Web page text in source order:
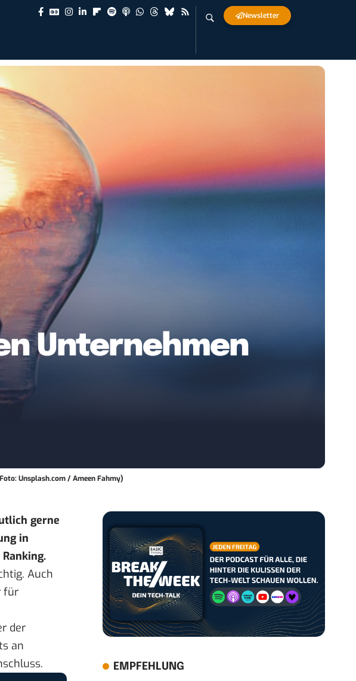
Newsletter
Unternehmen
Unsplash.com / Ameen Fahmy)
gerne
in
.
Auch
für
der
an
EMPFEHLUNG